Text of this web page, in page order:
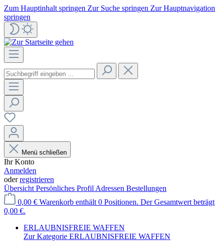
Zum Hauptinhalt springen Zur Suche springen Zur Hauptnavigation
springen
Menü schließen
Ihr Konto
Anmelden
oderregistrieren
Übersicht Persönliches Profil Adressen Bestellungen
0,00 € Warenkorb enthält 0 Positionen. Der Gesamtwert beträgt
0,00 €.
ERLAUBNISFREIE WAFFEN
Zur Kategorie ERLAUBNISFREIE WAFFEN